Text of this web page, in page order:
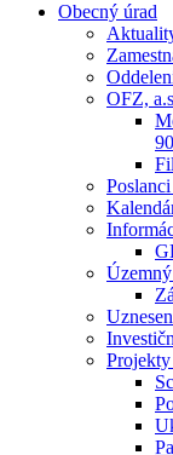
Obecný úrad
OFZ,